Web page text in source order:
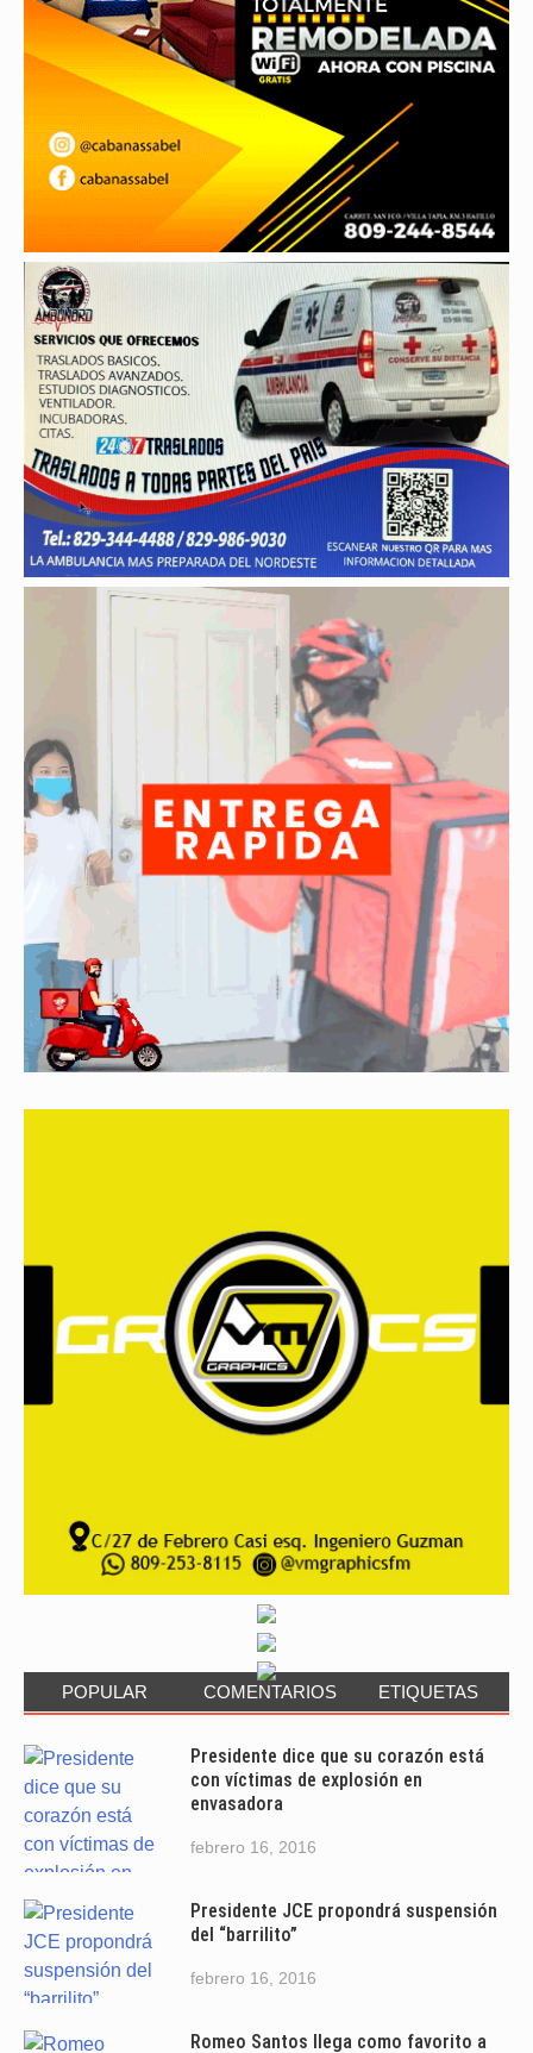
POPULAR COMENTARIOS ETIQUETAS
Presidente dice que su corazón está
con víctimas de explosión en
envasadora
febrero 16, 2016
Presidente JCE propondrá suspensión
del “barrilito”
febrero 16, 2016
Romeo Santos llega como favorito a